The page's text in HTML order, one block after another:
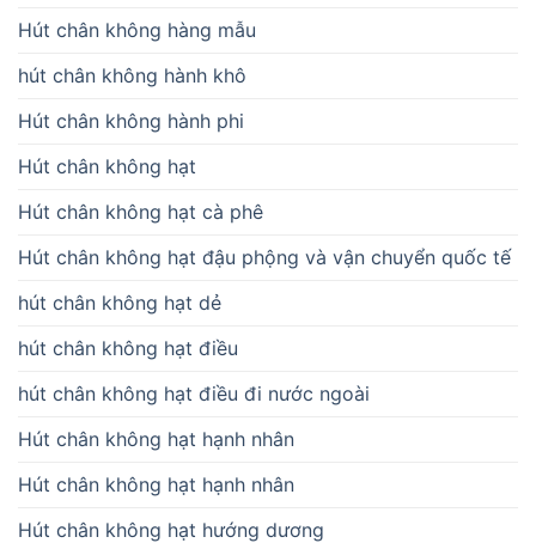
Hút chân không hàng mẫu
hút chân không hành khô
Hút chân không hành phi
Hút chân không hạt
Hút chân không hạt cà phê
Hút chân không hạt đậu phộng và vận chuyển quốc tế
hút chân không hạt dẻ
hút chân không hạt điều
hút chân không hạt điều đi nước ngoài
Hút chân không hạt hạnh nhân
Hút chân không hạt hạnh nhân
Hút chân không hạt hướng dương